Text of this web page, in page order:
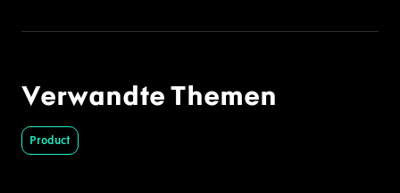
Verwandte Themen
Product